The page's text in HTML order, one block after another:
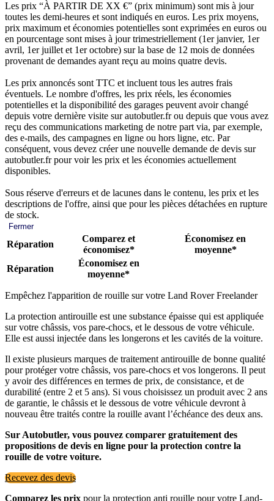
Les prix “À PARTIR DE XX €” (prix minimum) sont mis à jour
toutes les demi-heures et sont indiqués en euros. Les prix moyens,
prix maximum et économies potentielles sont exprimées en euros ou
en pourcentage sont mises à jour trimestriellement (1er janvier, 1er
avril, 1er juillet et 1er octobre) sur la base de 12 mois de données
provenant de demandes ayant reçu au moins quatre devis.
Les prix annoncés sont TTC et incluent tous les autres frais
éventuels. Le nombre d'offres, les prix réels, les économies
potentielles et la disponibilité des garages peuvent avoir changé
depuis votre dernière visite sur autobutler.fr ou depuis que vous avez
reçu des communications marketing de notre part via, par exemple,
des e-mails, des campagnes en ligne ou hors ligne, etc. Par
conséquent, vous devez créer une nouvelle demande de devis sur
autobutler.fr pour voir les prix et les économies actuellement
disponibles.
Sous réserve d'erreurs et de lacunes dans le contenu, les prix et les
descriptions de l'offre, ainsi que pour les pièces détachées en rupture
de stock.
Fermer
Réparation
Comparez et
économisez*
Économisez en
moyenne*
Réparation
Économisez en
moyenne*
Empêchez l'apparition de rouille sur votre Land Rover Freelander
La protection antirouille est une substance épaisse qui est appliquée
sur votre châssis, vos pare-chocs, et le dessous de votre véhicule.
Elle est aussi injectée dans les longerons et les cavités de la voiture.
Il existe plusieurs marques de traitement antirouille de bonne qualité
pour protéger votre châssis, vos pare-chocs et vos longerons. Il peut
y avoir des différences en termes de prix, de consistance, et de
durabilité (entre 2 et 5 ans). Si vous choisissez un produit avec 2 ans
de garantie, le châssis et le dessous de votre véhicule devront à
nouveau être traités contre la rouille avant l’échéance des deux ans.
Sur Autobutler, vous pouvez comparer gratuitement des
propositions de devis en ligne pour la protection contre la
rouille de votre voiture.
Recevez des devis
Comparez les prix pour la protection anti rouille pour votre Land-